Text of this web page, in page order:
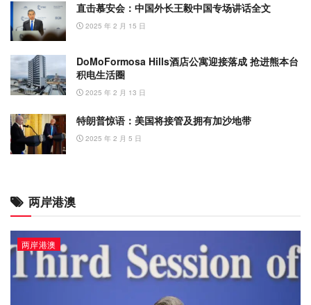
直击慕安会：中国外长王毅中国专场讲话全文
2025 年 2 月 15 日
DoMoFormosa Hills酒店公寓迎接落成 抢进熊本台
积电生活圈
2025 年 2 月 13 日
特朗普惊语：美国将接管及拥有加沙地带
2025 年 2 月 5 日
两岸港澳
两岸港澳